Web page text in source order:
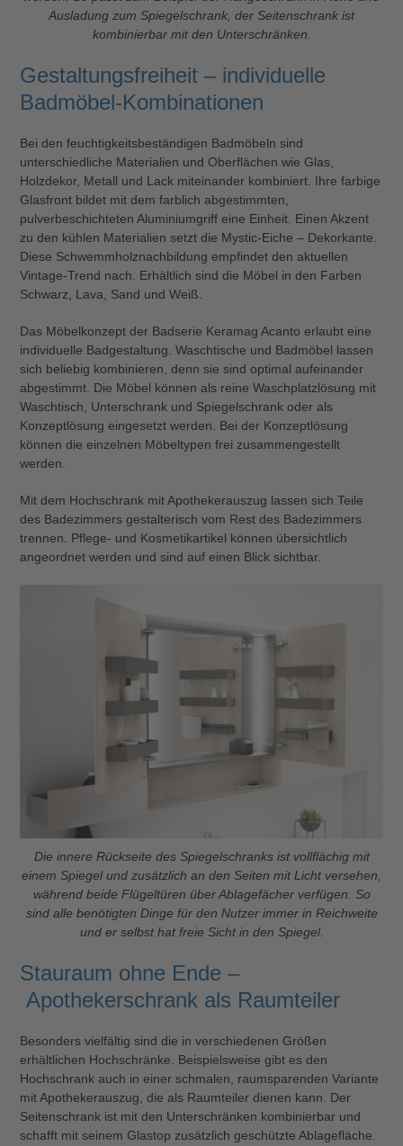
Ausladung zum Spiegelschrank, der Seitenschrank ist
kombinierbar mit den Unterschränken.
Gestaltungsfreiheit – individuelle
Badmöbel-Kombinationen
Bei den feuchtigkeitsbeständigen Badmöbeln sind
unterschiedliche Materialien und Oberflächen wie Glas,
Holzdekor, Metall und Lack miteinander kombiniert. Ihre farbige
Glasfront bildet mit dem farblich abgestimmten,
pulverbeschichteten Aluminiumgriff eine Einheit. Einen Akzent
zu den kühlen Materialien setzt die Mystic-Eiche – Dekorkante.
Diese Schwemmholznachbildung empfindet den aktuellen
Vintage-Trend nach. Erhältlich sind die Möbel in den Farben
Schwarz, Lava, Sand und Weiß.
Das Möbelkonzept der Badserie Keramag Acanto erlaubt eine
individuelle Badgestaltung. Waschtische und Badmöbel lassen
sich beliebig kombinieren, denn sie sind optimal aufeinander
abgestimmt. Die Möbel können als reine Waschplatzlösung mit
Waschtisch, Unterschrank und Spiegelschrank oder als
Konzeptlösung eingesetzt werden. Bei der Konzeptlösung
können die einzelnen Möbeltypen frei zusammengestellt
werden.
Mit dem Hochschrank mit Apothekerauszug lassen sich Teile
des Badezimmers gestalterisch vom Rest des Badezimmers
trennen. Pflege- und Kosmetikartikel können übersichtlich
angeordnet werden und sind auf einen Blick sichtbar.
Die innere Rückseite des Spiegelschranks ist vollflächig mit
einem Spiegel und zusätzlich an den Seiten mit Licht versehen,
während beide Flügeltüren über Ablagefächer verfügen. So
sind alle benötigten Dinge für den Nutzer immer in Reichweite
und er selbst hat freie Sicht in den Spiegel.
Stauraum ohne Ende –
Apothekerschrank als Raumteiler
Besonders vielfältig sind die in verschiedenen Größen
erhältlichen Hochschränke. Beispielsweise gibt es den
Hochschrank auch in einer schmalen, raumsparenden Variante
mit Apothekerauszug, die als Raumteiler dienen kann. Der
Seitenschrank ist mit den Unterschränken kombinierbar und
schafft mit seinem Glastop zusätzlich geschützte Ablagefläche.